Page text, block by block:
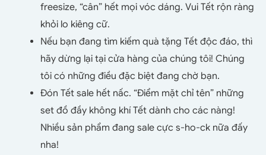
freesize, “cân” hết mọi vóc dáng. Vui Tết rộn ràng
khỏi lo kiêng cữ.
Nếu bạn đang tìm kiếm quà tặng Tết độc đáo, thì
hãy dừng lại tại cửa hàng của chúng tôi! Chúng
tôi có những điều đặc biệt đang chờ bạn.
Đón Tết sale hết nấc. “Điểm mặt chỉ tên” những
set đồ đầy không khí Tết dành cho các nàng!
Nhiều sản phẩm đang sale cực s-ho-ck nữa đấy
nha!